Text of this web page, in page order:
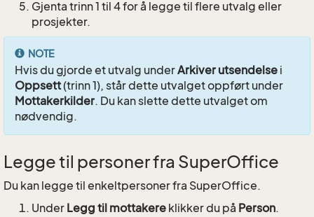
Gjenta trinn 1 til 4 for å legge til flere utvalg eller
prosjekter.
NOTE
Hvis du gjorde et utvalg underArkiver utsendelse i
Oppsett(trinn 1), står dette utvalget oppført under
Mottakerkilder. Du kan slette dette utvalget om
nødvendig.
Legge til personer fra SuperOffice
Du kan legge til enkeltpersoner fra SuperOffice.
Under Legg til mottakere klikker du på Person.